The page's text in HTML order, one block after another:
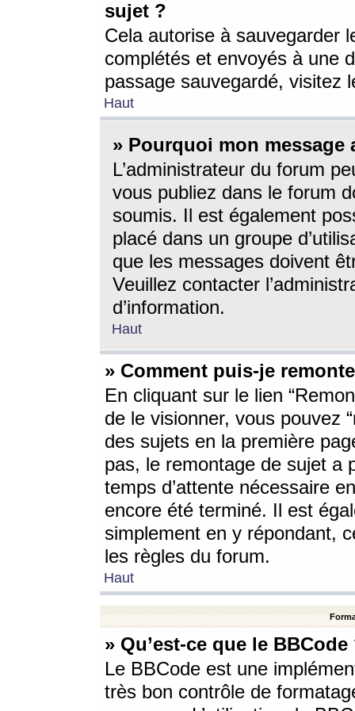
sujet ?
Cela autorise à sauvegarder
complétés et envoyés à une
passage sauvegardé, visitez
Haut
» Pourquoi mon message
L’administrateur du forum
vous publiez dans le forum
soumis. Il est également
placé dans un groupe
que les messages doivent
Veuillez contacter
d’information.
Haut
» Comment puis-je
En cliquant sur le lien
de le visionner, vous pouvez
des sujets en la première
pas, le remontage de sujet a
temps d’attente nécessaire
encore été terminé. Il est
simplement en y répondant,
les règles du forum.
Haut
» Qu’est-ce que le BBCode
Le BBCode est une
très bon contrôle de